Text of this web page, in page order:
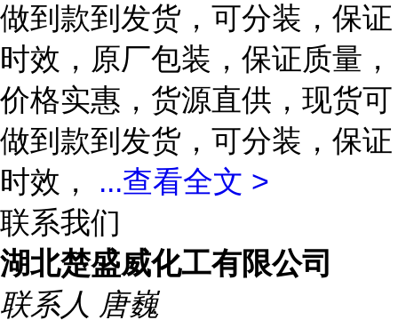
做到款到发货，可分装，保证
时效，原厂包装，保证质量，
价格实惠，货源直供，现货可
做到款到发货，可分装，保证
时效， ...查看全文 >
联系我们
湖北楚盛威化工有限公司
联系人 唐巍